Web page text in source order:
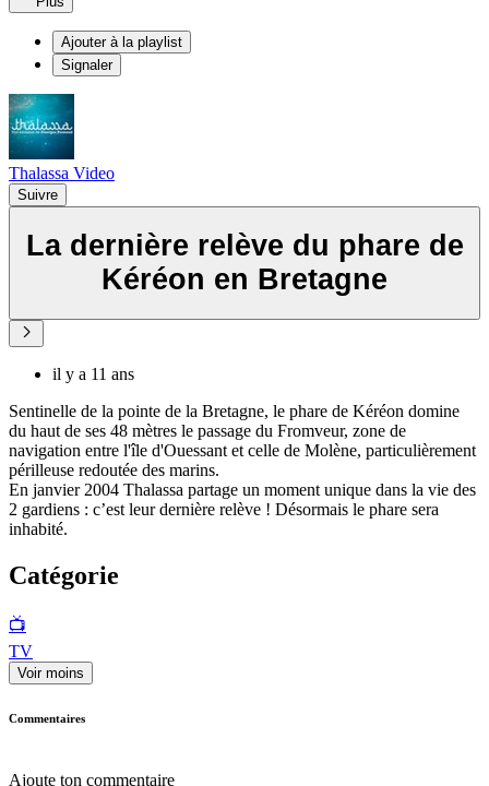
Ajouter à la playlist
Signaler
Thalassa Video
Suivre
La dernière relève du phare de
Kéréon en Bretagne
il y a 11 ans
Sentinelle de la pointe de la Bretagne, le phare de Kéréon domine
du haut de ses 48 mètres le passage du Fromveur, zone de
navigation entre l'île d'Ouessant et celle de Molène, particulièrement
périlleuse redoutée des marins.
En janvier 2004 Thalassa partage un moment unique dans la vie des
2 gardiens : c’est leur dernière relève ! Désormais le phare sera
inhabité.
Catégorie
📺
TV
Voir moins
Commentaires
Ajoute ton commentaire